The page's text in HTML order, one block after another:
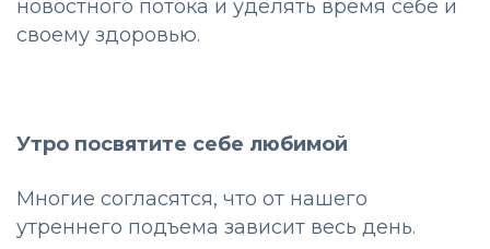
новостного потока и уделять время себе и
своему здоровью.
Утро посвятите себе любимой
Многие согласятся, что от нашего
утреннего подъема зависит весь день.